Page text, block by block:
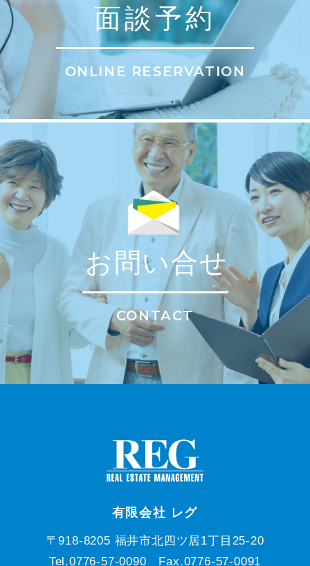
面談予約
ONLINE RESERVATION
お問い合せ
CONTACT
有限会社 レグ
〒918-8205 福井市北四ツ居1丁目25-20
Tel.0776-57-0090 Fax.0776-57-0091